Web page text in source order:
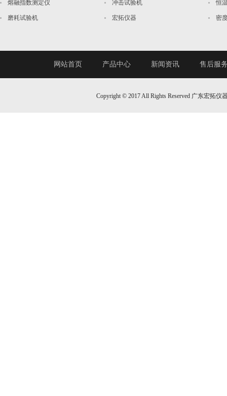
熔融指数测定仪 冲击试验机 恒
磨耗试验机 宏拓仪器 密
网站首页 产品中心 新闻资讯 售后服
Copyright © 2017 All Rights Reserved 广东宏拓